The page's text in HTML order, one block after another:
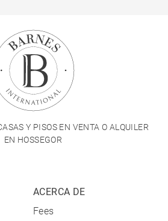
Y PISOS EN VENTA O ALQUILER
EN HOSSEGOR
ACERCA DE
Fees